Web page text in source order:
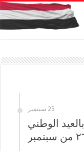
25 سبتمبر
الوطني